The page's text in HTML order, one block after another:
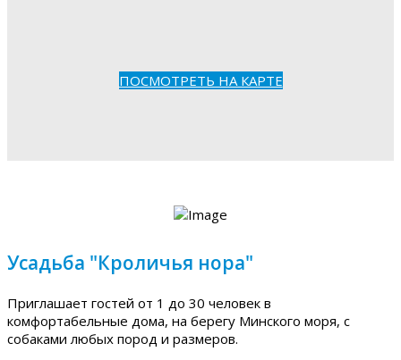
ПОСМОТРЕТЬ НА КАРТЕ
Усадьба "Кроличья нора"
Приглашает гостей от 1 до 30 человек в
комфортабельные дома, на берегу Минского моря, с
собаками любых пород и размеров.